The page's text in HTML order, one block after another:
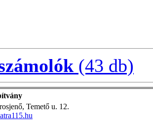
(43 db)
Temető u. 12.